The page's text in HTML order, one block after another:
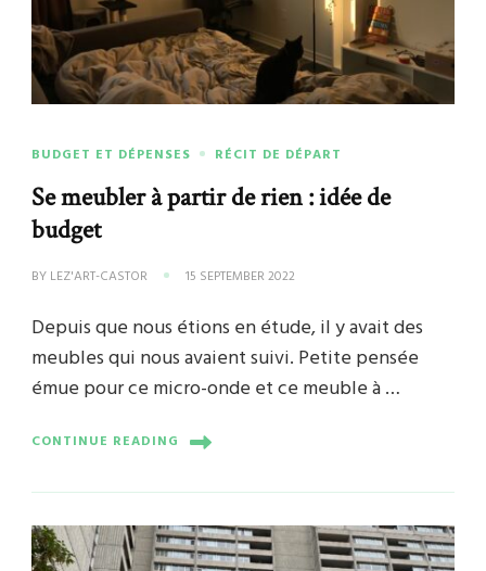
BUDGET ET DÉPENSES RÉCIT DE DÉPART
Se meubler à partir de rien : idée de
budget
BY LEZ'ART-CASTOR 15 SEPTEMBER 2022
Depuis que nous étions en étude, il y avait des
meubles qui nous avaient suivi. Petite pensée
émue pour ce micro-onde et ce meuble à …
CONTINUE READING